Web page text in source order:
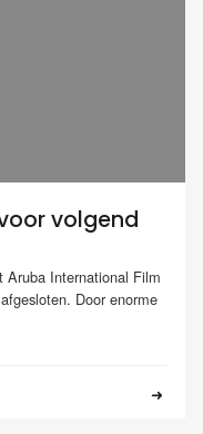
volgend
Aruba International Film
Door enorme